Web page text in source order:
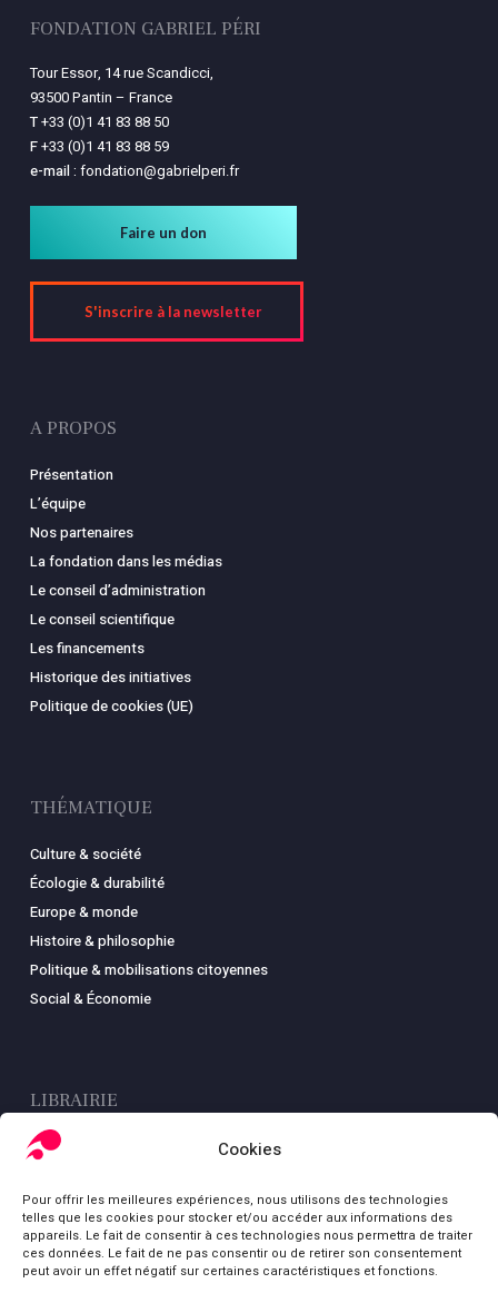
Cookies
Pour offrir les meilleures expériences, nous utilisons des technologies
telles que les cookies pour stocker et/ou accéder aux informations des
appareils. Le fait de consentir à ces technologies nous permettra de traiter
ces données. Le fait de ne pas consentir ou de retirer son consentement
peut avoir un effet négatif sur certaines caractéristiques et fonctions.
FONDATION GABRIEL PÉRI
Tour Essor, 14 rue Scandicci,
93500 Pantin – France
T+33 (0)1 41 83 88 50
F+33 (0)1 41 83 88 59
e-mail : fondation@gabrielperi.fr
Faire un don
S'inscrire à la newsletter
A PROPOS
Présentation
L’équipe
Nos partenaires
La fondation dans les médias
Le conseil d’administration
Le conseil scientifique
Les financements
Historique des initiatives
Politique de cookies (UE)
THÉMATIQUE
Culture & société
Écologie & durabilité
Europe & monde
Histoire & philosophie
Politique & mobilisations citoyennes
Social & Économie
LIBRAIRIE
Boutique
Mon compte
Conditions générales de ventes
Mentions légales